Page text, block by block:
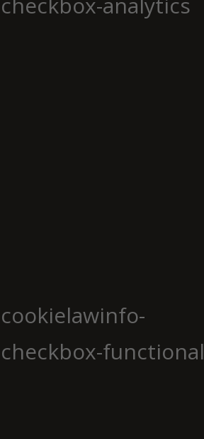
cookielawinfo-
checkbox-functional